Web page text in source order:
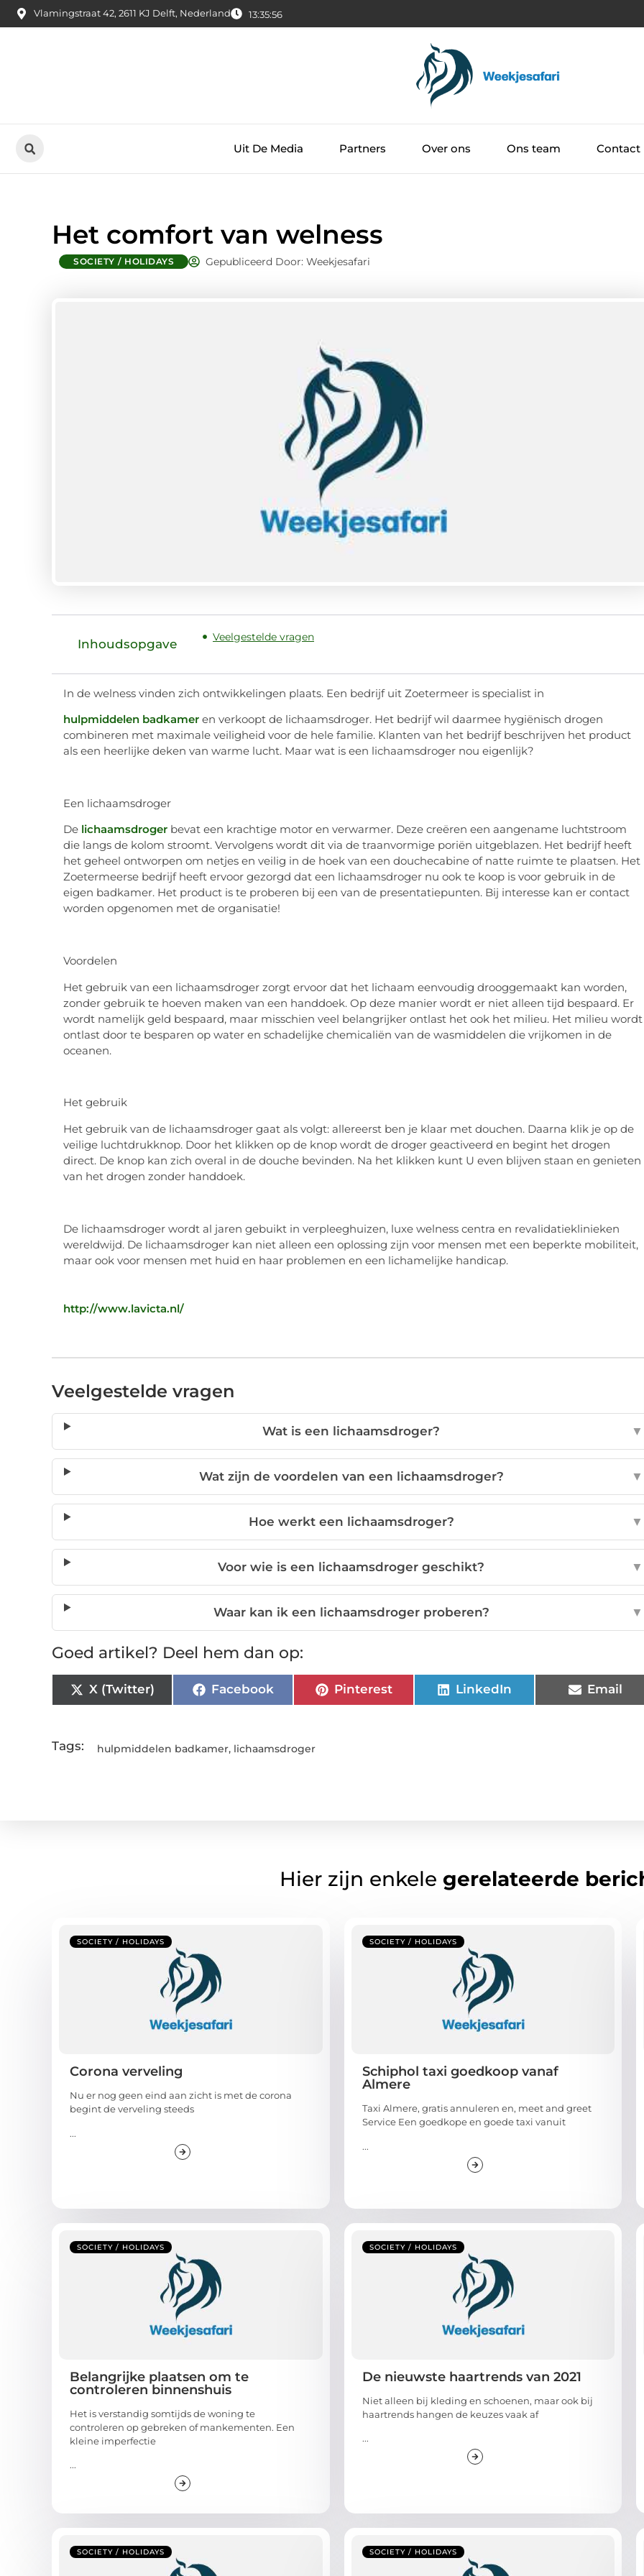
Vlamingstraat 42, 2611 KJ Delft, Nederland 13:35:56
Uit De Media Partners Over ons Ons team Contact
Het comfort van welness
SOCIETY / HOLIDAYS Gepubliceerd Door: Weekjesafari
Inhoudsopgave Veelgestelde vragen
In de welness vinden zich ontwikkelingen plaats. Een bedrijf uit Zoetermeer is specialist in
hulpmiddelen badkamer en verkoopt de lichaamsdroger. Het bedrijf wil daarmee hygiënisch drogen
combineren met maximale veiligheid voor de hele familie. Klanten van het bedrijf beschrijven het product
als een heerlijke deken van warme lucht. Maar wat is een lichaamsdroger nou eigenlijk?
Een lichaamsdroger
De lichaamsdroger bevat een krachtige motor en verwarmer. Deze creëren een aangename luchtstroom
die langs de kolom stroomt. Vervolgens wordt dit via de traanvormige poriën uitgeblazen. Het bedrijf heeft
het geheel ontworpen om netjes en veilig in de hoek van een douchecabine of natte ruimte te plaatsen. Het
Zoetermeerse bedrijf heeft ervoor gezorgd dat een lichaamsdroger nu ook te koop is voor gebruik in de
eigen badkamer. Het product is te proberen bij een van de presentatiepunten. Bij interesse kan er contact
worden opgenomen met de organisatie!
Voordelen
Het gebruik van een lichaamsdroger zorgt ervoor dat het lichaam eenvoudig drooggemaakt kan worden,
zonder gebruik te hoeven maken van een handdoek. Op deze manier wordt er niet alleen tijd bespaard. Er
wordt namelijk geld bespaard, maar misschien veel belangrijker ontlast het ook het milieu. Het milieu wordt
ontlast door te besparen op water en schadelijke chemicaliën van de wasmiddelen die vrijkomen in de
oceanen.
Het gebruik
Het gebruik van de lichaamsdroger gaat als volgt: allereerst ben je klaar met douchen. Daarna klik je op de
veilige luchtdrukknop. Door het klikken op de knop wordt de droger geactiveerd en begint het drogen
direct. De knop kan zich overal in de douche bevinden. Na het klikken kunt U even blijven staan en genieten
van het drogen zonder handdoek.
De lichaamsdroger wordt al jaren gebuikt in verpleeghuizen, luxe welness centra en revalidatieklinieken
wereldwijd. De lichaamsdroger kan niet alleen een oplossing zijn voor mensen met een beperkte mobiliteit,
maar ook voor mensen met huid en haar problemen en een lichamelijke handicap.
http://www.lavicta.nl/
Veelgestelde vragen
Wat is een lichaamsdroger? ▼
Wat zijn de voordelen van een lichaamsdroger? ▼
Hoe werkt een lichaamsdroger? ▼
Voor wie is een lichaamsdroger geschikt? ▼
Waar kan ik een lichaamsdroger proberen? ▼
Goed artikel? Deel hem dan op:
X (Twitter) Facebook Pinterest LinkedIn Email
Tags: hulpmiddelen badkamer, lichaamsdroger
Hier zijn enkele gerelateerde
SOCIETY / HOLIDAYS
Corona verveling
Nu er nog geen eind aan zicht is met de corona
begint de verveling steeds
...
SOCIETY / HOLIDAYS
Schiphol taxi goedkoop vanaf
Almere
Taxi Almere, gratis annuleren en, meet and greet
Service Een goedkope en goede taxi vanuit
...
SOCIETY / HOLIDAYS
Belangrijke plaatsen om te
controleren binnenshuis
Het is verstandig somtijds de woning te
controleren op gebreken of mankementen. Een
kleine imperfectie
...
SOCIETY / HOLIDAYS
De nieuwste haartrends van 2021
Niet alleen bij kleding en schoenen, maar ook bij
haartrends hangen de keuzes vaak af
...
SOCIETY / HOLIDAYS SOCIETY / HOLIDAYS